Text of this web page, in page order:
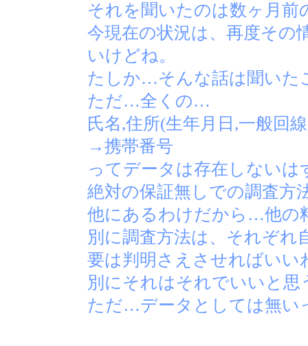
それを聞いたのは数ヶ月前
今現在の状況は、再度その
いけどね。
たしか…そんな話は聞いた
ただ…全くの…
氏名,住所(生年月日,一般回
→携帯番号
ってデータは存在しないは
絶対の保証無しでの調査方
他にあるわけだから…他の
別に調査方法は、それぞれ
要は判明さえさせればい
別にそれはそれでいいと思
ただ…データとしては無い